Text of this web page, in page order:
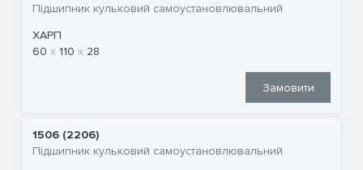
Підшипник кульковий самоустановлювальний
ХАРП
60
110 28
Замовити
1506 (2206)
Підшипник кульковий самоустановлювальний